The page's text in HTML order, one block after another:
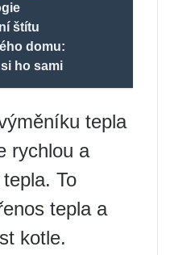
štítu
domu:
ho sami
tepla
rychlou a
To
tepla a
kotle.